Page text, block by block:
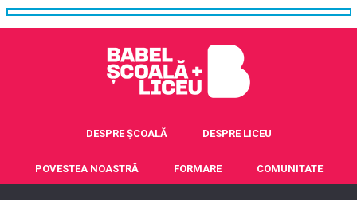
DESPRE ȘCOALĂ DESPRE LICEU
POVESTEA NOASTRĂ FORMARE COMUNITATE